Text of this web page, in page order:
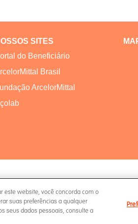
SITES
do Beneficiário
Brasil
ArcelorMittal
Política de Cookies
este website, você concorda com o
suas preferências a qualquer
seus dados pessoais, consulte a